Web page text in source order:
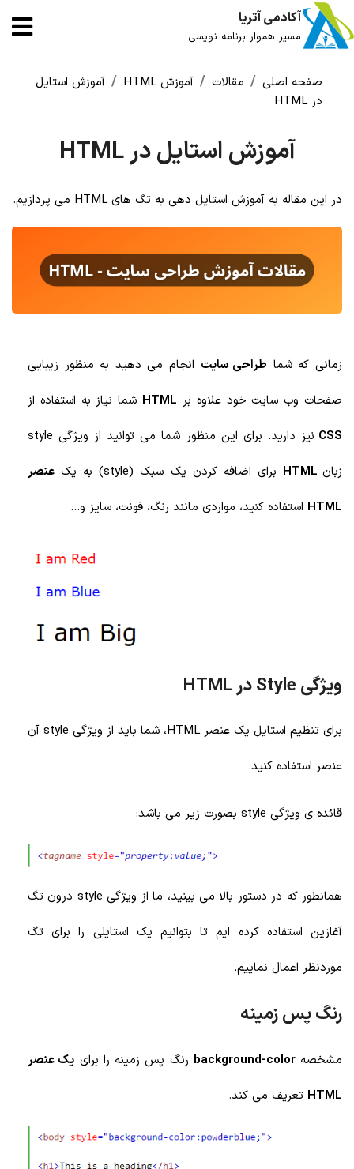
آکادمی آتریا
مسیر هموار برنامه نویسی
صفحه اصلی مقالات آموزش HTML
آموزش استایل
در HTML
آموزش استایل در HTML
در این مقاله به آموزش استایل دهی به تگ های HTML می پردازیم.
زمانی که شما طراحی سایت انجام می دهید به منظور زیبایی
صفحات وب سایت خود علاوه بر HTML شما نیاز به استفاده از
CSS
نیز دارید. برای این منظور شما می توانید از ویژگی style
زبانHTML برای اضافه کردن یک سبک (style) به یک
عنصر
HTML استفاده کنید، مواردی مانند رنگ، فونت، سایز و...
ویژگی Style در HTML
برای تنظیم استایل یک عنصر HTML، شما باید از ویژگی style آن
عنصر استفاده کنید.
قائده ی ویژگی style بصورت زیر می باشد:
همانطور که در دستور بالا می بینید، ما از ویژگی style درون تگ
آغازین استفاده کرده ایم تا بتوانیم یک استایلی را برای تگ
موردنظر اعمال نماییم.
رنگ پس زمینه
مشخصهbackground-color رنگ پس زمینه را برای یک عنصر
HTML تعریف می کند.